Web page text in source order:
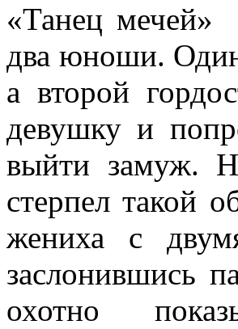
«Танец мечей»
два юноши.
а второй
девушку и
выйти замуж.
стерпел такой
жениха с
заслонившись
охотно